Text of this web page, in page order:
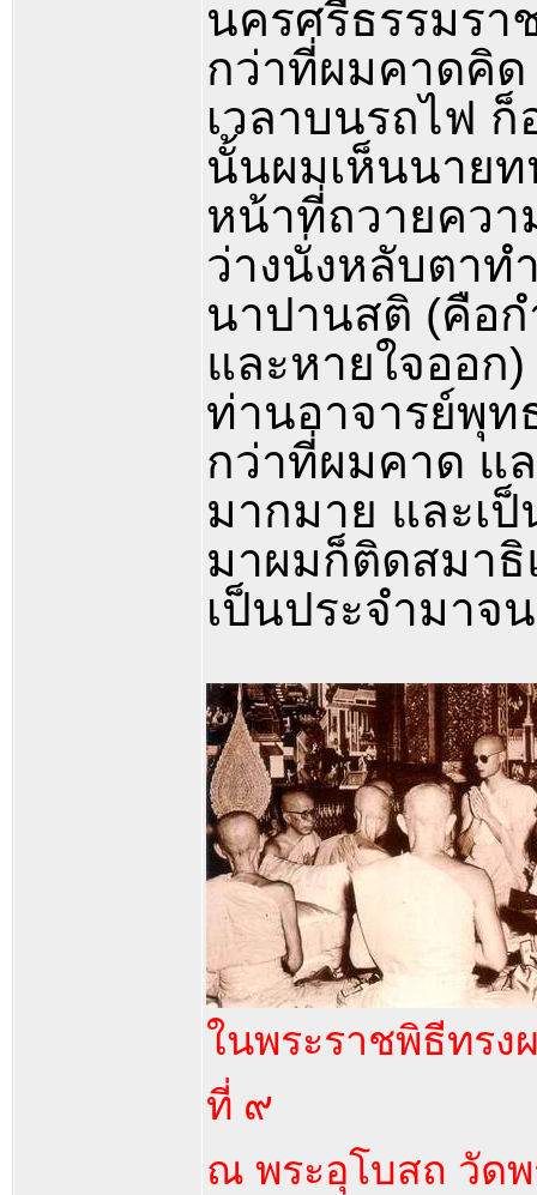
นครศรีธรรมรา
กว่าที่ผมคาดคิด
เวลาบนรถไฟ
นั้นผมเห็นนาย
หน้าที่ถวายควา
ว่างนั่งหลับตาท
นาปานสติ (คือก
และหายใจออก
ท่านอาจารย์พุท
กว่าที่ผมคาด แ
มากมาย และเ
มาผมก็ติดสมา
เป็นประจำมาจ
ในพระราชพิธีทรง
ที่ ๙
ณ พระอุโบสถ วัด